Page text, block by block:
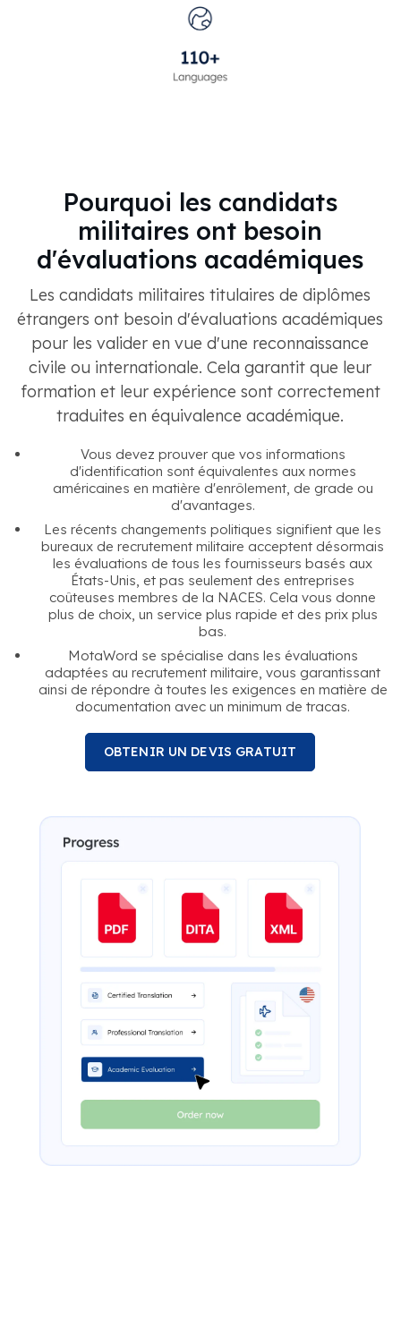
Pourquoi les candidats
militaires ont besoin
d'évaluations académiques
Les candidats militaires titulaires de diplômes
étrangers ont besoin d'évaluations académiques
pour les valider en vue d'une reconnaissance
civile ou internationale. Cela garantit que leur
formation et leur expérience sont correctement
traduites en équivalence académique.
Vous devez prouver que vos informations
d'identification sont équivalentes aux normes
américaines en matière d'enrôlement, de grade ou
d'avantages.
Les récents changements politiques signifient que les
bureaux de recrutement militaire acceptent désormais
les évaluations de tous les fournisseurs basés aux
États-Unis, et pas seulement des entreprises
coûteuses membres de la NACES. Cela vous donne
plus de choix, un service plus rapide et des prix plus
bas.
MotaWord se spécialise dans les évaluations
adaptées au recrutement militaire, vous garantissant
ainsi de répondre à toutes les exigences en matière de
documentation avec un minimum de tracas.
OBTENIR UN DEVIS GRATUIT